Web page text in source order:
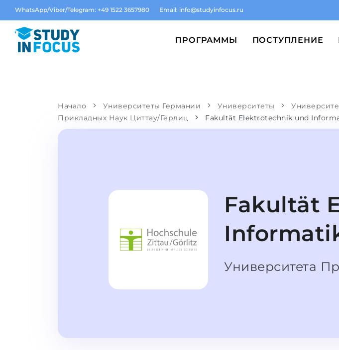
WhatsApp/Viber/Telegram: +49 1522 3657980 Email: info@studyinfocus.ru
ПРОГРАММЫ ПОСТУПЛЕНИЕ
Начало Университеты Германии Университеты
Прикладных Наук Циттау/Гёрлиц
Fakultät Elektrotechnik und
Fakultät
Университета